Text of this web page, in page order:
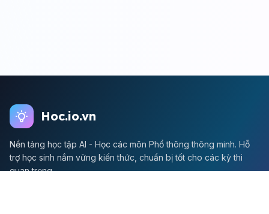
Hoc.io.vn
Nền tảng học tập AI - Học các môn Phổ thông thông minh. Hỗ
trợ học sinh nắm vững kiến thức, chuẩn bị tốt cho các kỳ thi
quan trọng.